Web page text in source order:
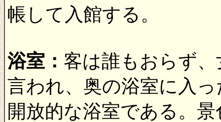
帳して入館する。
浴室： 客は誰もおらず
言われ、奥の浴室に入
開放的な浴室である。